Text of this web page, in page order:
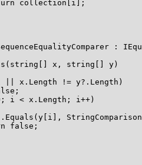
collection[i];
:
x, string[] y)
|| x.Length != y?.Length)
i < x.Length; i++)
false;